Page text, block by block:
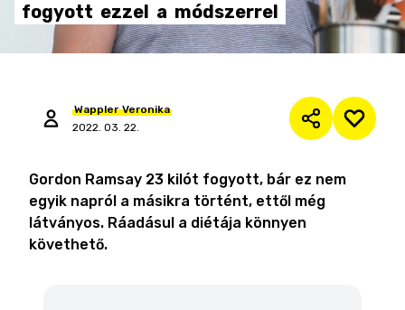
fogyott ezzel a módszerrel
Wappler Veronika
2022. 03. 22.
Gordon Ramsay 23 kilót fogyott, bár ez nem
egyik napról a másikra történt, ettől még
látványos. Ráadásul a diétája könnyen
követhető.